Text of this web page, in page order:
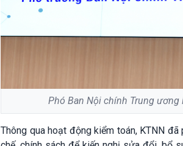
Phó Ban Nội chính Trung ương
Thông qua hoạt động kiểm toán, KTNN